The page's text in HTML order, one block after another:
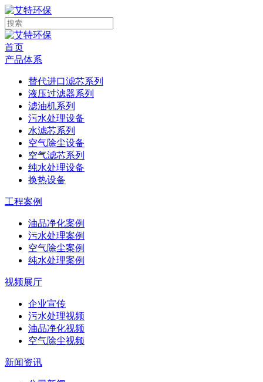
首页
产品体系
替代进口滤芯系列
液压过滤器系列
滤油机系列
污水处理设备
水滤芯系列
空气除尘设备
空气滤芯系列
纯水处理设备
换热设备
工程案例
油品净化案例
污水处理案例
空气除尘案例
纯水处理案例
视频展厅
企业宣传
污水处理视频
油品净化视频
空气除尘视频
新闻资讯